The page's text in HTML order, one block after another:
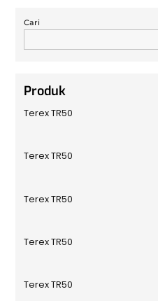
Cari
Produk
Terex TR50
Terex TR50
Terex TR50
Terex TR50
Terex TR50